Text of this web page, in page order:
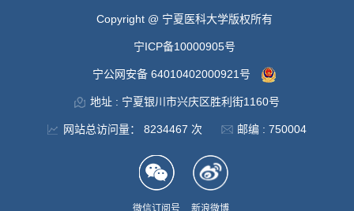
Copyright @ 宁夏医科大学版权所有
宁ICP备10000905号
宁公网安备 64010402000921号
地址 : 宁夏银川市兴庆区胜利街1160号
网站总访问量： 8234467 次 邮编 : 750004
微信订阅号 新浪微博